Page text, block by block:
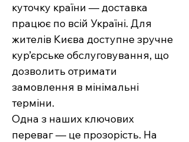
куточку країни — доставка
працює по всій Україні. Для
жителів Києва доступне зручне
кур’єрське обслуговування, що
дозволить отримати
замовлення в мінімальні
терміни.
Одна з наших ключових
переваг — це прозорість. На